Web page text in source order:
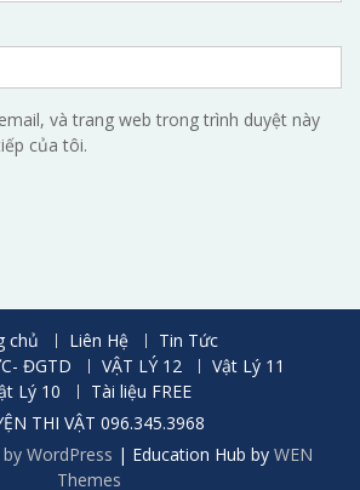
và trang web trong trình duyệt này
của tôi.
chủ Liên Hệ
Tin Tức
ĐGTD
VẬT LÝ 12
Vật Lý 11
Lý 10
Tài liệu FREE
THI VẬT 096.345.3968
WordPress | Education Hub by WEN
Themes